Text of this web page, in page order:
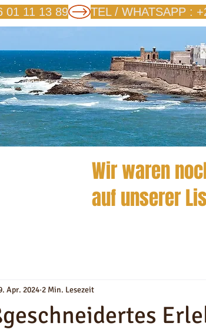
01 11 13 89
Wir waren
auf unserer
Apr. 2024 2 Min. Lesezeit